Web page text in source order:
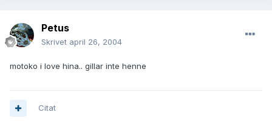
Petus
Skrivet april 26, 2004
motoko i love hina.. gillar inte henne
Citat